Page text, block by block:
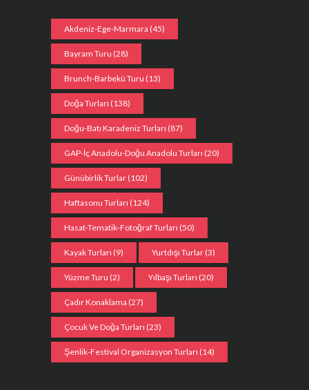
Akdeniz-Ege-Marmara (45)
Bayram Turu (28)
Brunch-Barbekü Turu (13)
Doğa Turları (138)
Doğu-Batı Karadeniz Turları (87)
GAP-İç Anadolu-Doğu Anadolu Turları (20)
Günübirlik Turlar (102)
Haftasonu Turları (124)
Hasat-Tematik-Fotoğraf Turları (50)
Kayak Turları (9) Yurtdışı Turlar (3)
Yüzme Turu (2) Yılbaşı Turları (20)
Çadır Konaklama (27)
Çocuk Ve Doğa Turları (23)
Şenlik-Festival Organizasyon Turları (14)